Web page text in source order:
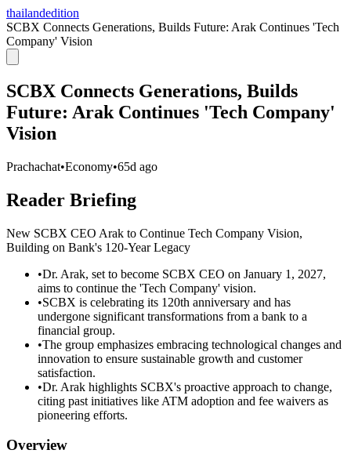
thailandedition
SCBX Connects Generations, Builds Future: Arak Continues 'Tech
Company' Vision
SCBX Connects Generations, Builds
Future: Arak Continues 'Tech Company'
Vision
Prachachat•Economy•65d ago
Reader Briefing
New SCBX CEO Arak to Continue Tech Company Vision,
Building on Bank's 120-Year Legacy
•Dr. Arak, set to become SCBX CEO on January 1, 2027,
aims to continue the 'Tech Company' vision.
•SCBX is celebrating its 120th anniversary and has
undergone significant transformations from a bank to a
financial group.
•The group emphasizes embracing technological changes and
innovation to ensure sustainable growth and customer
satisfaction.
•Dr. Arak highlights SCBX's proactive approach to change,
citing past initiatives like ATM adoption and fee waivers as
pioneering efforts.
Overview